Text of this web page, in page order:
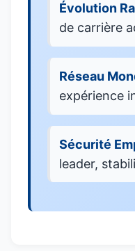
Évolution
de carrière
Réseau
expérience
Sécurité
leader,